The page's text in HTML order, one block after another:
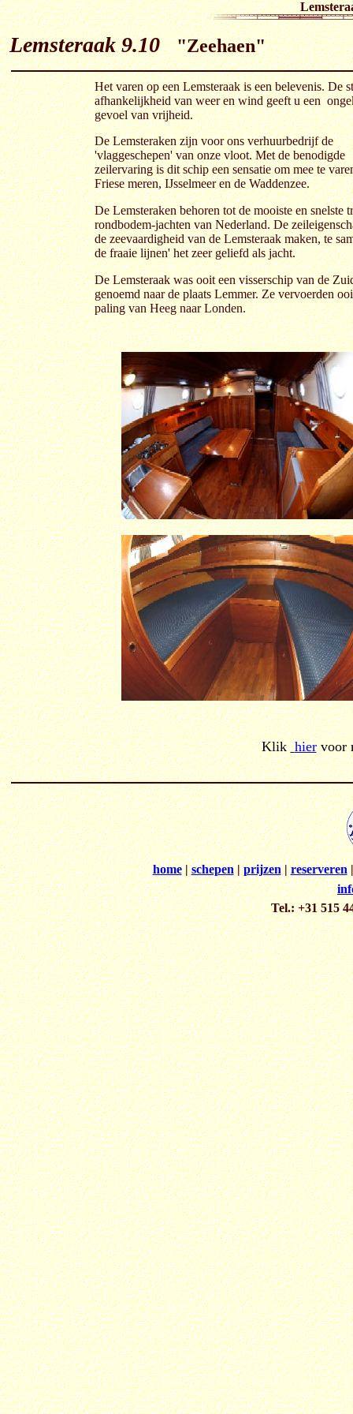
Lemsteraak 9.10"Zeehaen"
Het varen op een Lemsteraak is een belevenis. De
afhankelijkheid van weer en wind geeft u een
gevoel van vrijheid.
De Lemsteraken zijn voor ons verhuurbedrijf de
'vlaggeschepen' van onze vloot. Met de benodigde
zeilervaring is dit schip een sensatie om mee te
Friese meren, IJsselmeer en de Waddenzee.
De Lemsteraken behoren tot de mooiste en snelste
rondbodem-jachten van Nederland. De
de zeevaardigheid van de Lemsteraak maken, te
de fraaie lijnen' het zeer geliefd als jacht.
De Lemsteraak was ooit een visserschip van de
genoemd naar de plaats Lemmer. Ze vervoerden
paling van Heeg naar Londen.
Klik hiervoor
home |schepen|prijzen|reserveren
Tel.: +31 515